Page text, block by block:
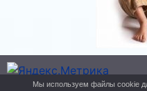
Мы используем файлы cookie